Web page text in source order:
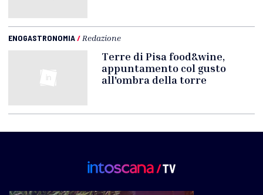
ENOGASTRONOMIA/ Redazione
Terre di Pisa food&wine,
appuntamento col gusto
all'ombra della torre